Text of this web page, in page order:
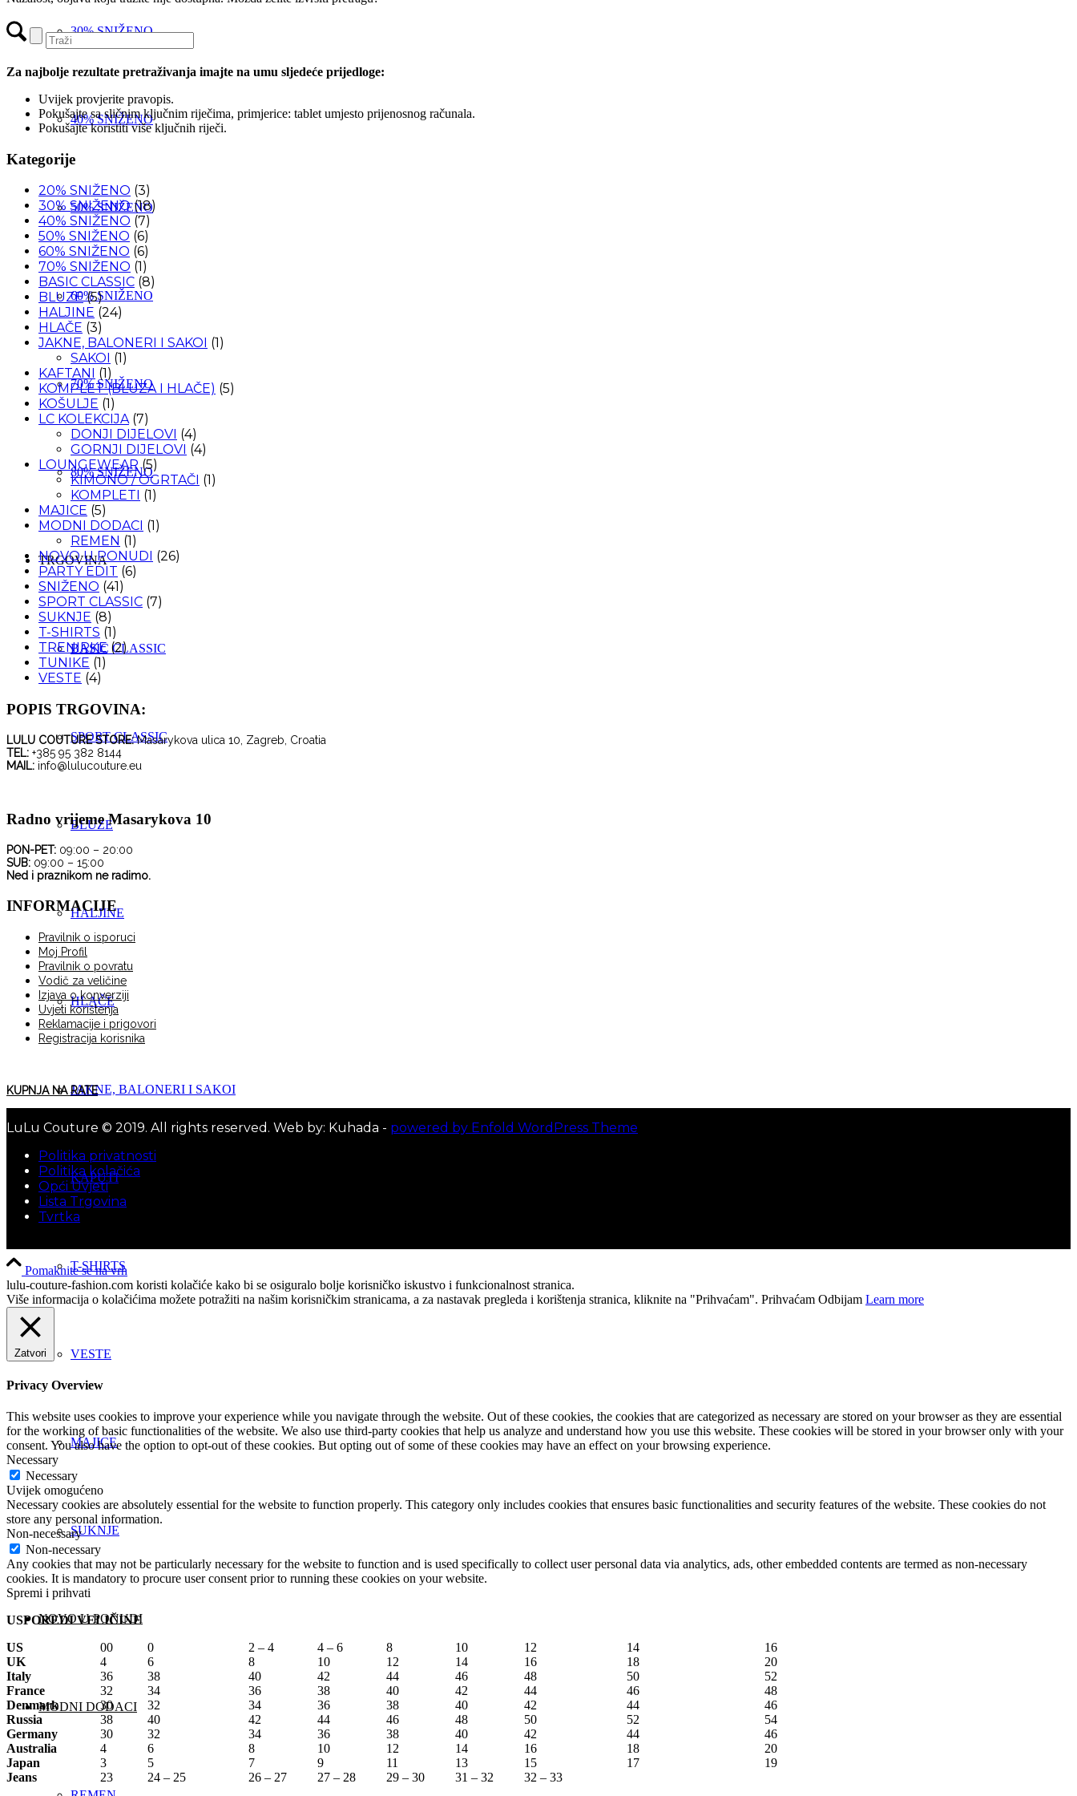
30% SNIŽENO
40% SNIŽENO
50% SNIŽENO
60% SNIŽENO
70% SNIŽENO
80% SNIŽENO
TRGOVINA
BASIC CLASSIC
SPORT CLASSIC
BLUZE
HALJINE
HLAČE
JAKNE, BALONERI I SAKOI
KAPUTI
T-SHIRTS
VESTE
MAJICE
SUKNJE
NOVO U PONUDI
MODNI DODACI
Za najbolje rezultate pretraživanja imajte na umu sljedeće prijedloge:
Uvijek provjerite pravopis.
Pokušajte sa sličnim ključnim riječima, primjerice: tablet umjesto prijenosnog računala.
Pokušajte koristiti više ključnih riječi.
Kategorije
20% SNIŽENO (3)
30% SNIŽENO (18)
40% SNIŽENO (7)
50% SNIŽENO (6)
60% SNIŽENO (6)
70% SNIŽENO (1)
BASIC CLASSIC (8)
BLUZE (5)
HALJINE (24)
HLAČE (3)
JAKNE, BALONERI I SAKOI (1)
SAKOI (1)
KAFTANI
(1)
KOMPLET (BLUZA I HLAČE) (5)
KOŠULJE (1)
LC KOLEKCIJA (7)
DONJI DIJELOVI (4)
GORNJI DIJELOVI (4)
LOUNGEWEAR (5)
KIMONO / OGRTAČI (1)
KOMPLETI (1)
MAJICE (5)
MODNI DODACI (1)
REMEN (1)
NOVO U PONUDI (26)
PARTY EDIT (6)
SNIŽENO (41)
SPORT CLASSIC (7)
SUKNJE (8)
T-SHIRTS (1)
TRENIRKE (2)
TUNIKE (1)
VESTE (4)
POPIS TRGOVINA:
LULU COUTURE STORE:Masarykova ulica 10, Zagreb, Croatia
TEL: +385 95 382 8144
MAIL: info@lulucouture.eu
Radno vrijeme Masarykova 10
PON-PET: 09:00 – 20:00
SUB: 09:00 – 15:00
Ned i praznikom ne radimo.
INFORMACIJE
Pravilnik o isporuci
Moj Profil
Pravilnik o povratu
Vodič za veličine
Izjava o konverziji
Uvjeti korištenja
Reklamacije i prigovori
Registracija korisnika
KUPNJA NA RATE
LuLu Couture © 2019. All rights reserved. Web by: Kuhada - powered by Enfold WordPress Theme
Politika privatnosti
Politika kolačića
Opći Uvjeti
Lista Trgovina
Tvrtka
Pomaknite se na vrh
lulu-couture-fashion.com koristi kolačiće kako bi se osiguralo bolje korisničko iskustvo i funkcionalnost stranica.
Više informacija o kolačićima možete potražiti na našim korisničkim stranicama, a za nastavak pregleda i korištenja stranica, kliknite na "Prihvaćam". Prihvaćam Odbijam Learn more
Zatvori
Privacy Overview
This website uses cookies to improve your experience while you navigate through the website. Out of these cookies, the cookies that are categorized as necessary are stored on your browser as they are essential
for the working of basic functionalities of the website. We also use third-party cookies that help us analyze and understand how you use this website. These cookies will be stored in your browser only with your
consent. You also have the option to opt-out of these cookies. But opting out of some of these cookies may have an effect on your browsing experience.
Necessary
Necessary
Uvijek omogućeno
Necessary cookies are absolutely essential for the website to function properly. This category only includes cookies that ensures basic functionalities and security features of the website. These cookies do not
store any personal information.
Non-necessary
Non-necessary
Any cookies that may not be particularly necessary for the website to function and is used specifically to collect user personal data via analytics, ads, other embedded contents are termed as non-necessary
cookies. It is mandatory to procure user consent prior to running these cookies on your website.
Spremi i prihvati
USPOREDI VELIČINE
US
00 0 2 – 4 4 – 6 8 10 12 14
16
UK
4 6 8 10 12 14 16 18
20
Italy
36 38 40 42 44 46 48 50
52
France
32 34 36 38 40 42 44 46
48
Denmark
30 32 34 36 38 40 42 44
46
Russia
38 40 42 44 46 48 50 52
54
Germany
30 32 34 36 38 40 42 44
46
Australia
4 6 8 10 12 14 16 18
20
Japan
3 5 7 9 11 13 15 17
19
Jeans
23 24 – 25 26 – 27 27 – 28 29 – 30 31 – 32 32 – 33